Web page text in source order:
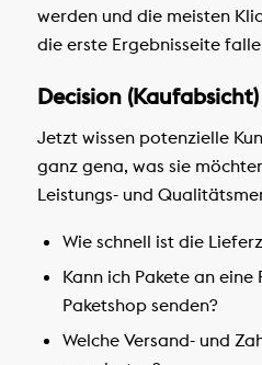
werden und die meisten
die erste Ergebnisseite
Decision (Kaufabsicht)
Jetzt wissen potenzielle
ganz gena, was sie
Leistungs- und
Wie schnell ist die
Kann ich Pakete an
Paketshop senden?
Welche Versand- und